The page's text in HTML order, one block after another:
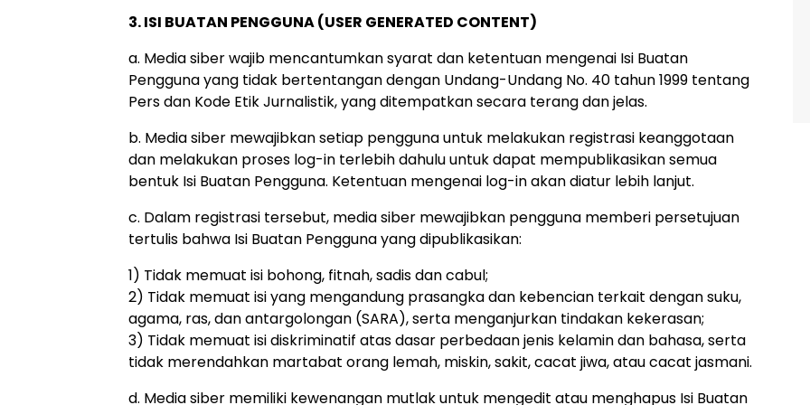
3. ISI BUATAN PENGGUNA (USER GENERATED CONTENT)
a. Media siber wajib mencantumkan syarat dan ketentuan mengenai Isi Buatan
Pengguna yang tidak bertentangan dengan Undang-Undang No. 40 tahun 1999 tentang
Pers dan Kode Etik Jurnalistik, yang ditempatkan secara terang dan jelas.
b. Media siber mewajibkan setiap pengguna untuk melakukan registrasi keanggotaan
dan melakukan proses log-in terlebih dahulu untuk dapat mempublikasikan semua
bentuk Isi Buatan Pengguna. Ketentuan mengenai log-in akan diatur lebih lanjut.
c. Dalam registrasi tersebut, media siber mewajibkan pengguna memberi persetujuan
tertulis bahwa Isi Buatan Pengguna yang dipublikasikan:
1) Tidak memuat isi bohong, fitnah, sadis dan cabul;
2) Tidak memuat isi yang mengandung prasangka dan kebencian terkait dengan suku,
agama, ras, dan antargolongan (SARA), serta menganjurkan tindakan kekerasan;
3) Tidak memuat isi diskriminatif atas dasar perbedaan jenis kelamin dan bahasa, serta
tidak merendahkan martabat orang lemah, miskin, sakit, cacat jiwa, atau cacat jasmani.
d. Media siber memiliki kewenangan mutlak untuk mengedit atau menghapus Isi Buatan